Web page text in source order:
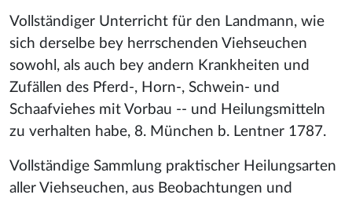
Vollständiger Unterricht für den Landmann, wie
sich derselbe bey herrschenden Viehseuchen
sowohl, als auch bey andern Krankheiten und
Zufällen des Pferd-, Horn-, Schwein- und
Schaafviehes mit Vorbau -- und Heilungsmitteln
zu verhalten habe, 8. München b. Lentner 1787.
Vollständige Sammlung praktischer Heilungsarten
aller Viehseuchen, aus Beobachtungen und